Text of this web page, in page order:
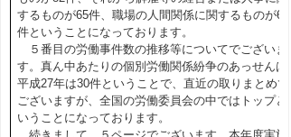
するものが65件、職場の人間関係に関するものが64
件ということになっております。
５番目の労働事件数の推移等についてでございま
す。真ん中あたりの個別労働関係紛争のあっせんは
平成27年は30件ということで、直近の取りまとめで
ございますが、全国の労働委員会の中ではトップと
いうことになっております。